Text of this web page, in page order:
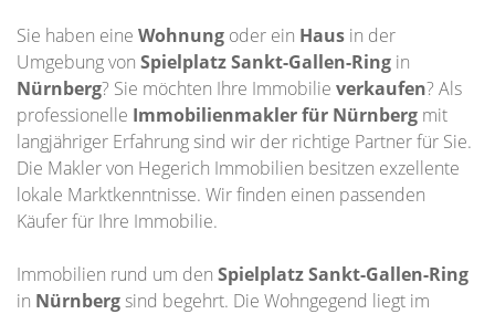
Sie haben eine Wohnung oder ein Haus in der
Umgebung von Spielplatz Sankt-Gallen-Ring in
Nürnberg? Sie möchten Ihre Immobilie verkaufen? Als
professionelle Immobilienmakler für Nürnberg mit
langjähriger Erfahrung sind wir der richtige Partner für Sie.
Die Makler von Hegerich Immobilien besitzen exzellente
lokale Marktkenntnisse. Wir finden einen passenden
Käufer für Ihre Immobilie.
Immobilien rund um den Spielplatz Sankt-Gallen-Ring
in Nürnbergsind begehrt. Die Wohngegend liegt im